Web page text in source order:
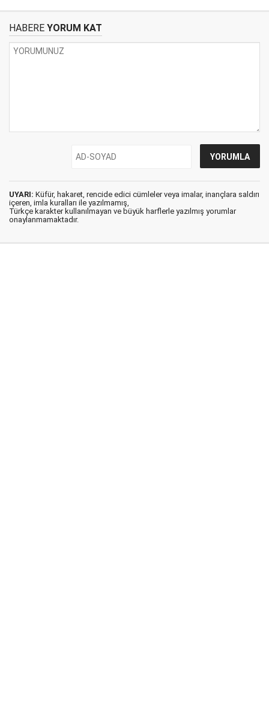
HABERE YORUM KAT
UYARI: Küfür, hakaret, rencide edici cümleler veya imalar, inançlara saldırı
içeren, imla kuralları ile yazılmamış,
Türkçe karakter kullanılmayan ve büyük harflerle yazılmış yorumlar
onaylanmamaktadır.